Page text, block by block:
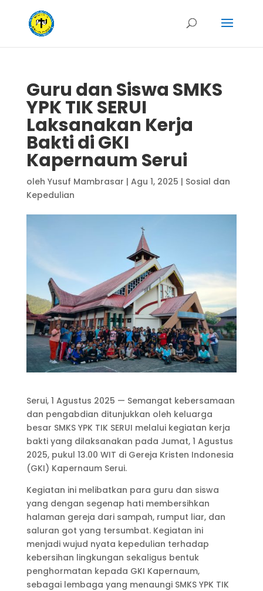
Guru dan Siswa SMKS
YPK TIK SERUI
Laksanakan Kerja
Bakti di GKI
Kapernaum Serui
oleh Yusuf Mambrasar | Agu 1, 2025 | Sosial dan
Kepedulian
Serui, 1 Agustus 2025 — Semangat kebersamaan
dan pengabdian ditunjukkan oleh keluarga
besar SMKS YPK TIK SERUI melalui kegiatan kerja
bakti yang dilaksanakan pada Jumat, 1 Agustus
2025, pukul 13.00 WIT di Gereja Kristen Indonesia
(GKI) Kapernaum Serui.
Kegiatan ini melibatkan para guru dan siswa
yang dengan segenap hati membersihkan
halaman gereja dari sampah, rumput liar, dan
saluran got yang tersumbat. Kegiatan ini
menjadi wujud nyata kepedulian terhadap
kebersihan lingkungan sekaligus bentuk
penghormatan kepada GKI Kapernaum,
sebagai lembaga yang menaungi SMKS YPK TIK